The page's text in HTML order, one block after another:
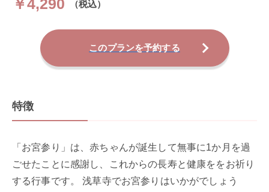
￥4,290 （税込）
このプランを予約する
特徴
「お宮参り」は、赤ちゃんが誕生して無事に1か月を過
ごせたことに感謝し、​これからの長寿と健康ををお祈り
する行事です。 浅草寺でお宮参りはいかがでしょう